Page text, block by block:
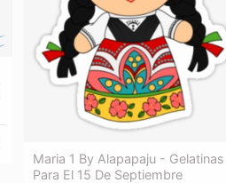
Maria 1 By Alapapaju - Gelatinas
Para El 15 De Septiembre